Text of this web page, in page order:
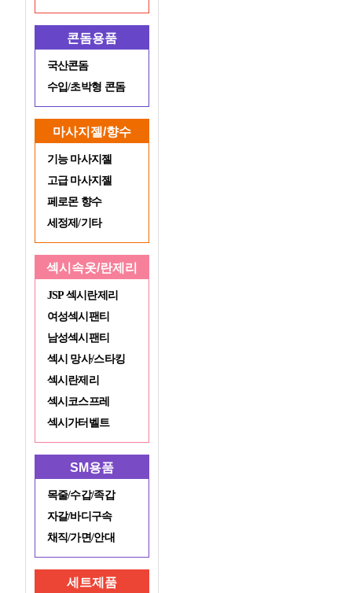
콘돔용품
국산콘돔
수입/초박형 콘돔
마사지젤/향수
기능 마사지젤
고급 마사지젤
페로몬 향수
세정제/기타
섹시속옷/란제리
JSP 섹시란제리
여성섹시팬티
남성섹시팬티
섹시 망사/스타킹
섹시란제리
섹시코스프레
섹시가터벨트
SM용품
목줄/수갑/족갑
자갈/바디구속
채직/가면/안대
세트제품